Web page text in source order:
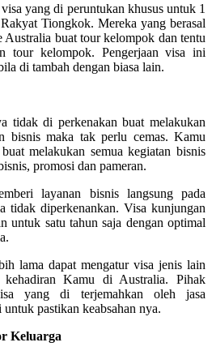
yang di peruntukan khusus untuk 1
Tiongkok. Mereka yang berasal
buat tour kelompok dan tentu
tour kelompok. Pengerjaan visa ini
di tambah dengan biasa lain.
tidak di perkenakan buat melakukan
bisnis maka tak perlu cemas. Kamu
melakukan semua kegiatan bisnis
promosi dan pameran.
layanan bisnis langsung pada
tidak diperkenankan. Visa kunjungan
untuk satu tahun saja dengan optimal
lama dapat mengatur visa jenis lain
Kamu di Australia. Pihak
yang di terjemahkan oleh jasa
pastikan keabsahan nya.
Keluarga